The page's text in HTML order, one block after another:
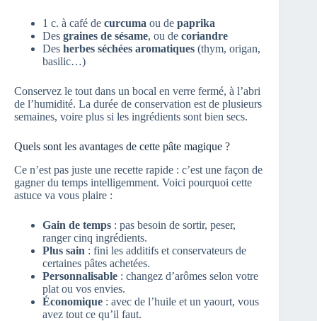
1 c. à café de curcuma ou de paprika
Des graines de sésame, ou de coriandre
Des herbes séchées aromatiques (thym, origan,
basilic…)
Conservez le tout dans un bocal en verre fermé, à l’abri
de l’humidité. La durée de conservation est de plusieurs
semaines, voire plus si les ingrédients sont bien secs.
Quels sont les avantages de cette pâte magique ?
Ce n’est pas juste une recette rapide : c’est une façon de
gagner du temps intelligemment. Voici pourquoi cette
astuce va vous plaire :
Gain de temps : pas besoin de sortir, peser,
ranger cinq ingrédients.
Plus sain : fini les additifs et conservateurs de
certaines pâtes achetées.
Personnalisable : changez d’arômes selon votre
plat ou vos envies.
Économique : avec de l’huile et un yaourt, vous
avez tout ce qu’il faut.